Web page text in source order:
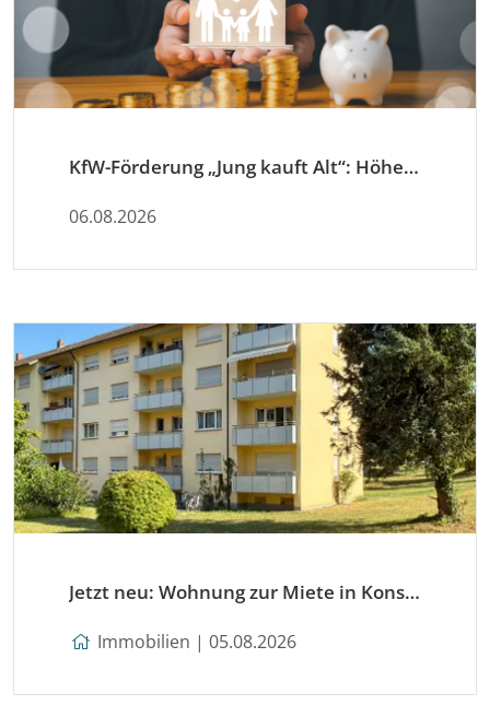
KfW-Förderung „Jung kauft Alt“: Höhere Kredite ab August 2026
06.08.2026
Jetzt neu: Wohnung zur Miete in Konstanz
Immobilien | 05.08.2026